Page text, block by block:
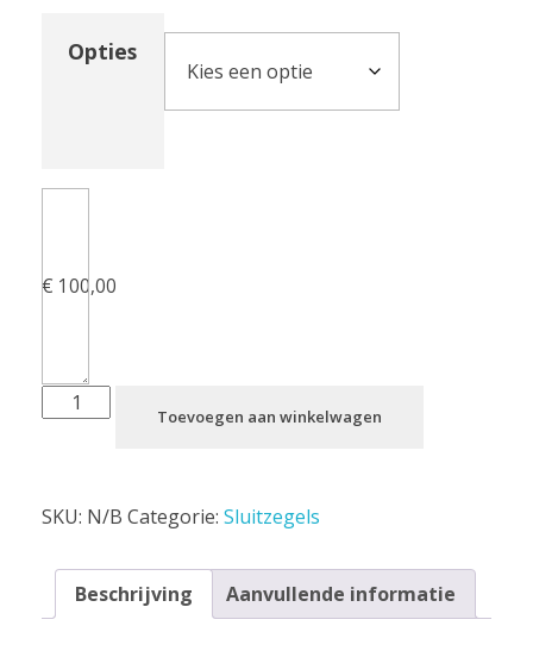
Opties
€ 100,00
Toevoegen aan winkelwagen
SKU: N/B Categorie: Sluitzegels
Beschrijving Aanvullende informatie